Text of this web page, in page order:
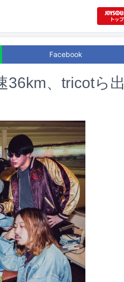
Facebook
36km、tricotら出